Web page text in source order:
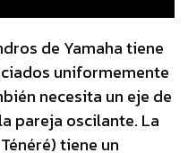
de Yamaha tiene
uniformemente
necesita un eje de
pareja oscilante. La
tiene un